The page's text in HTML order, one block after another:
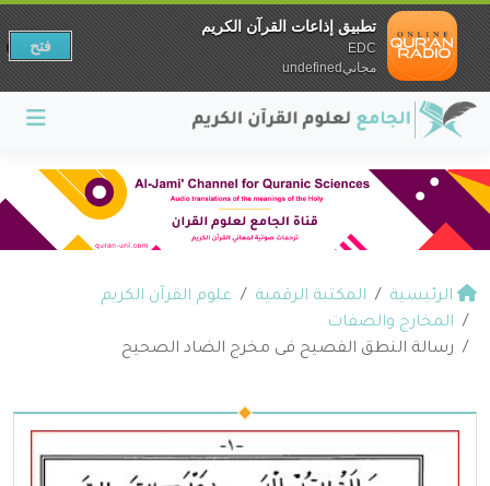
الرئيسية المكتبة الرقمية
علوم القرآن الكريم
المخارج والصفات
رسالة النطق الفصيح فى مخرج الضاد الصحيح
تطبيق إذاعات القرآن الكريم
EDC
مجانيundefined
فتح